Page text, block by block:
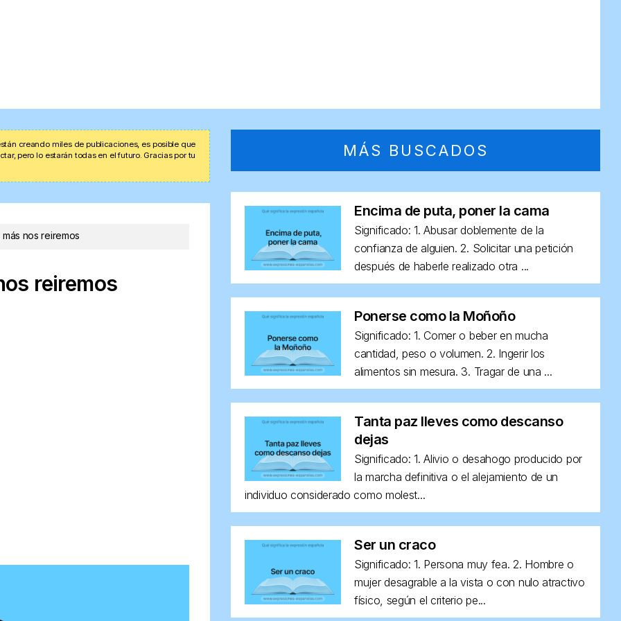
creando miles de publicaciones, es posible que
pero lo estarán todas en el futuro. Gracias por tu
nos reiremos
reiremos
MÁS BUSCADOS
Encima de puta, poner la cama
Significado: 1. Abusar doblemente de la
confianza de alguien. 2. Solicitar una petición
después de haberle realizado otra ...
Ponerse como la Moñoño
Significado: 1. Comer o beber en mucha
cantidad, peso o volumen. 2. Ingerir los
alimentos sin mesura. 3. Tragar de una ...
Tanta paz lleves como descanso
dejas
Significado: 1. Alivio o desahogo producido por
la marcha definitiva o el alejamiento de un
individuo considerado como molest...
Ser un craco
Significado: 1. Persona muy fea. 2. Hombre o
mujer desagrable a la vista o con nulo atractivo
físico, según el criterio pe...